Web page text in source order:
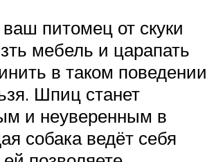
питомец от скуки
мебель и царапать
в таком поведении
Шпиц станет
и неуверенным в
собака ведёт себя